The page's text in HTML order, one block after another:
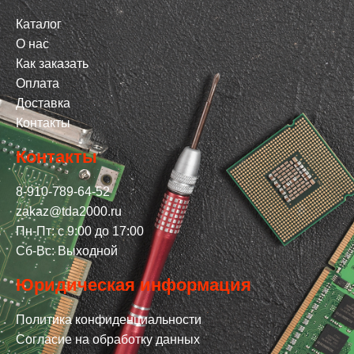
Каталог
О нас
Как заказать
Оплата
Доставка
Контакты
Контакты
8-910-789-64-52
zakaz@tda2000.ru
Пн-Пт: с 9:00 до 17:00
Сб-Вс: Выходной
Юридическая информация
Политика конфиденциальности
Согласие на обработку данных